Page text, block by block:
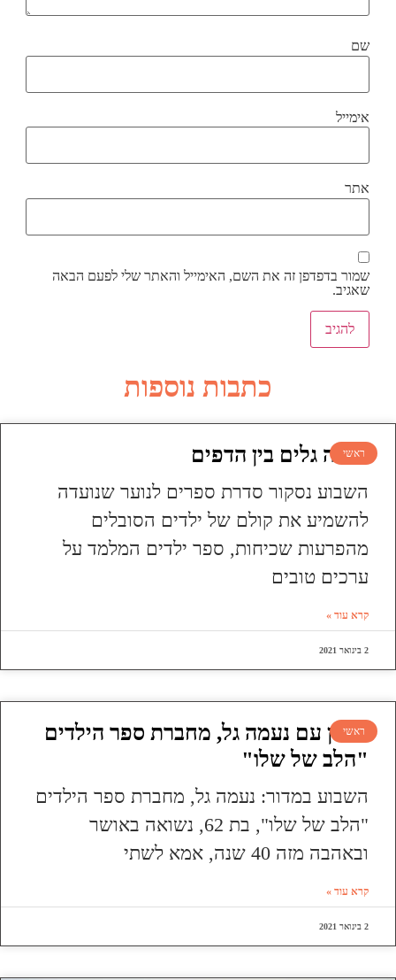
שם
אימייל
אתר
שמור בדפדפן זה את השם, האימייל והאתר שלי לפעם הבאה
שאגיב.
כתבות נוספות
ראשי
עושה גלים בין הדפים
השבוע נסקור סדרת ספרים לנוער שנועדה
להשמיע את קולם של ילדים הסובלים
מהפרעות שכיחות, ספר ילדים המלמד על
ערכים טובים
קרא עוד »
2 בינואר 2021
ראשי
ראיון עם נעמה גל, מחברת ספר הילדים
"הלב של שלו"
השבוע במדור: נעמה גל, מחברת ספר הילדים
"הלב של שלו", בת 62, נשואה באושר
ובאהבה מזה 40 שנה, אמא לשתי
קרא עוד »
2 בינואר 2021